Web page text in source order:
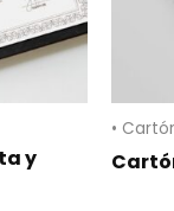
y
•